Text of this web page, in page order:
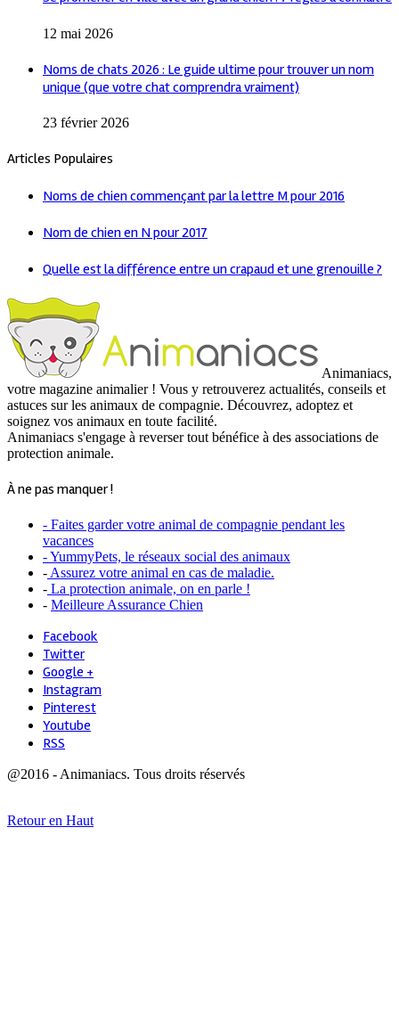
12 mai 2026
Noms de chats 2026 : Le guide ultime pour trouver un nom
unique (que votre chat comprendra vraiment)
23 février 2026
Articles Populaires
Noms de chien commençant par la lettre M pour 2016
Nom de chien en N pour 2017
Quelle est la différence entre un crapaud et une grenouille ?
Animaniacs,
votre magazine animalier ! Vous y retrouverez actualités, conseils et
astuces sur les animaux de compagnie. Découvrez, adoptez et
soignez vos animaux en toute facilité.
Animaniacs s'engage à reverser tout bénéfice à des associations de
protection animale.
À ne pas manquer !
- Faites garder votre animal de compagnie pendant les
vacances
- YummyPets, le réseaux social des animaux
- Assurez votre animal en cas de maladie.
- La protection animale, on en parle !
- Meilleure Assurance Chien
Facebook
Twitter
Google +
Instagram
Pinterest
Youtube
RSS
@2016 - Animaniacs. Tous droits réservés
Retour en Haut